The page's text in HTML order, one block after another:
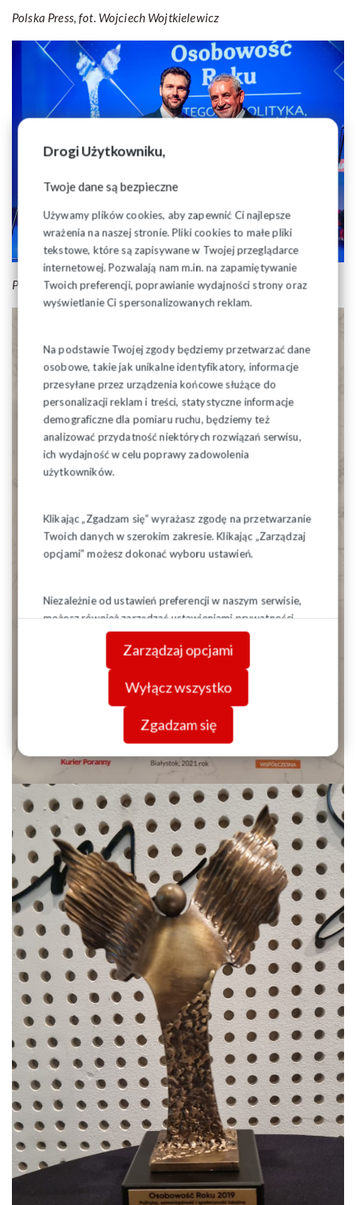
Drogi Użytkowniku,
Twoje dane są bezpieczne
Używamy plików cookies, aby zapewnić Ci najlepsze
wrażenia na naszej stronie. Pliki cookies to małe pliki
tekstowe, które są zapisywane w Twojej przeglądarce
internetowej. Pozwalają nam m.in. na zapamiętywanie
Twoich preferencji, poprawianie wydajności strony oraz
wyświetlanie Ci spersonalizowanych reklam.
Na podstawie Twojej zgody będziemy przetwarzać dane
osobowe, takie jak unikalne identyfikatory, informacje
przesyłane przez urządzenia końcowe służące do
personalizacji reklam i treści, statystyczne informacje
demograficzne dla pomiaru ruchu, będziemy też
analizować przydatność niektórych rozwiązań serwisu,
ich wydajność w celu poprawy zadowolenia
użytkowników.
Klikając „Zgadzam się” wyrażasz zgodę na przetwarzanie
Twoich danych w szerokim zakresie. Klikając „Zarządzaj
opcjami” możesz dokonać wyboru ustawień.
Niezależnie od ustawień preferencji w naszym serwisie,
możesz również zarządzać ustawieniami prywatności
swojej przeglądarki. Więcej informacji o przetwarzaniu
danych znajdziesz wPolityce prywatności.
Zarządzaj opcjami
Wyłącz wszystko
Zgadzam się
Polska Press, fot. Wojciech Wojtkielewicz
Polska Press, fot. Wojciech Wojtkielewicz